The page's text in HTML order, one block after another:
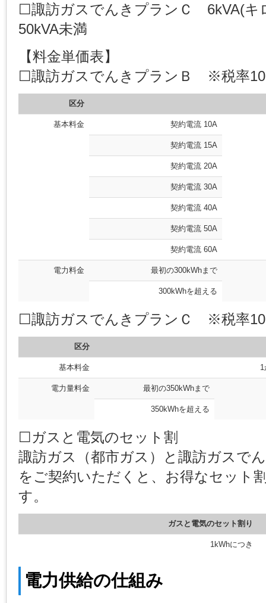
☐諏訪ガスでんきプランＣ 6kVA(キ
50kVA未満
【料金単価表】
☐諏訪ガスでんきプランＢ ※税率
区分
基本料金 契約電流 10A
契約電流 15A
契約電流 20A
契約電流 30A
契約電流 40A
契約電流 50A
契約電流 60A
電力料金 最初の300kWhまで
300kWhを超える
☐諏訪ガスでんきプランＣ ※税率
区分
基本料金
電力量料金 最初の350kWhまで
350kWhを超える
☐ガスと電気のセット割
諏訪ガス（都市ガス）と諏訪ガスで
をご契約いただくと、お得なセット
す。
ガスと電気のセット割り
1kWhにつき
電力供給の仕組み